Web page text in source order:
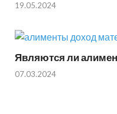
19.05.2024
Являются ли
07.03.2024